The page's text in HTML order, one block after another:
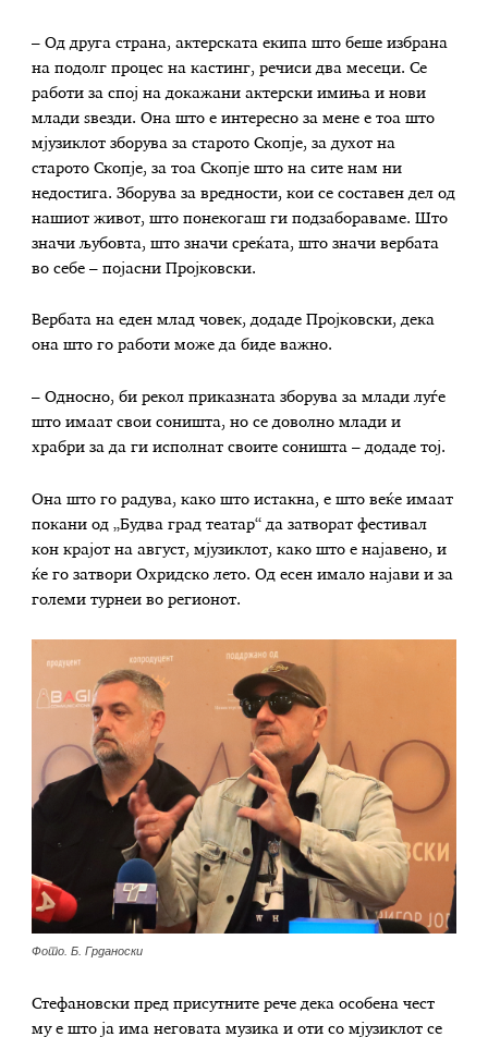
– Од друга страна, актерската екипа што беше избрана
на подолг процес на кастинг, речиси два месеци. Се
работи за спој на докажани актерски имиња и нови
млади ѕвезди. Она што е интересно за мене е тоа што
мјузиклот зборува за старото Скопје, за духот на
старото Скопје, за тоа Скопје што на сите нам ни
недостига. Зборува за вредности, кои се составен дел од
нашиот живот, што понекогаш ги подзабораваме. Што
значи љубовта, што значи среќата, што значи вербата
во себе – појасни Пројковски.
Вербата на еден млад човек, додаде Пројковски, дека
она што го работи може да биде важно.
– Односно, би рекол приказната зборува за млади луѓе
што имаат свои соништа, но се доволно млади и
храбри за да ги исполнат своите соништа – додаде тој.
Она што го радува, како што истакна, е што веќе имаат
покани од „Будва град театар“ да затворат фестивал
кон крајот на август, мјузиклот, како што е најавено, и
ќе го затвори Охридско лето. Од есен имало најави и за
големи турнеи во регионот.
Фото. Б. Грданоски
Стефановски пред присутните рече дека особена чест
му е што ја има неговата музика и оти со мјузиклот се